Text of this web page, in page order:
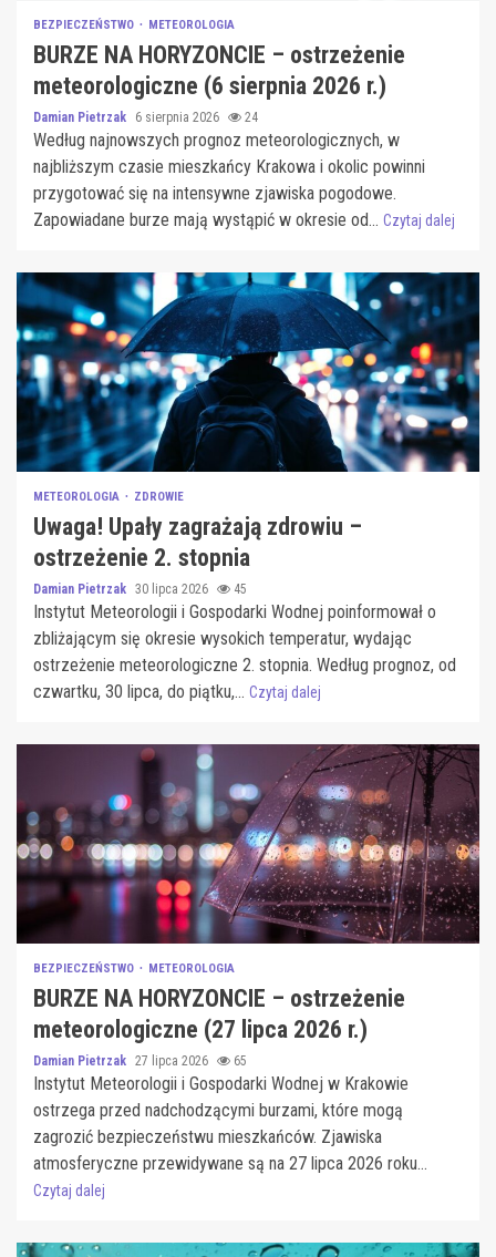
BEZPIECZEŃSTWO METEOROLOGIA
BURZE NA HORYZONCIE – ostrzeżenie
meteorologiczne (6 sierpnia 2026 r.)
Damian Pietrzak 6 sierpnia 2026 24
Według najnowszych prognoz meteorologicznych, w
najbliższym czasie mieszkańcy Krakowa i okolic powinni
przygotować się na intensywne zjawiska pogodowe.
Zapowiadane burze mają wystąpić w okresie od... Czytaj dalej
METEOROLOGIA ZDROWIE
Uwaga! Upały zagrażają zdrowiu –
ostrzeżenie 2. stopnia
Damian Pietrzak 30 lipca 2026 45
Instytut Meteorologii i Gospodarki Wodnej poinformował o
zbliżającym się okresie wysokich temperatur, wydając
ostrzeżenie meteorologiczne 2. stopnia. Według prognoz, od
czwartku, 30 lipca, do piątku,... Czytaj dalej
BEZPIECZEŃSTWO METEOROLOGIA
BURZE NA HORYZONCIE – ostrzeżenie
meteorologiczne (27 lipca 2026 r.)
Damian Pietrzak 27 lipca 2026 65
Instytut Meteorologii i Gospodarki Wodnej w Krakowie
ostrzega przed nadchodzącymi burzami, które mogą
zagrozić bezpieczeństwu mieszkańców. Zjawiska
atmosferyczne przewidywane są na 27 lipca 2026 roku...
Czytaj dalej